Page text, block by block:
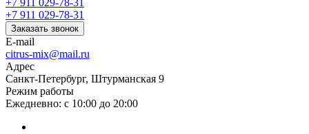
+7 911 029-78-31
+7 911 029-78-31
Заказать звонок
E-mail
citrus-mix@mail.ru
Адрес
Санкт-Петербург, Штурманская 9
Режим работы
Ежедневно: с 10:00 до 20:00